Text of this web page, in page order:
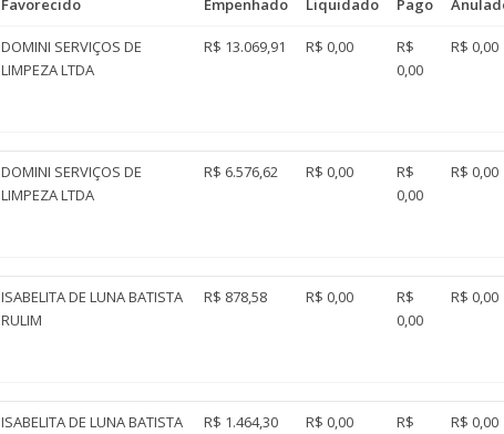
Favorecido Empenhado Liquidado Pago
DOMINI SERVIÇOS DE
LIMPEZA LTDA
R$ 13.069,91 R$ 0,00
R$
0,00
R$ 0,00
DOMINI SERVIÇOS DE
LIMPEZA LTDA
R$ 6.576,62 R$ 0,00
R$
0,00
R$ 0,00
ISABELITA DE LUNA BATISTA
RULIM
R$ 878,58 R$ 0,00
R$
0,00
R$ 0,00
ISABELITA DE LUNA BATISTA
R$ 1.464,30 R$ 0,00
R$
R$ 0,00